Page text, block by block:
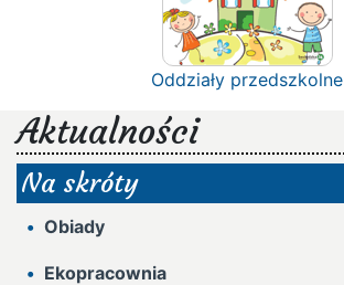
Oddziały przedszkolne
Aktualności
Na skróty
Obiady
Ekopracownia